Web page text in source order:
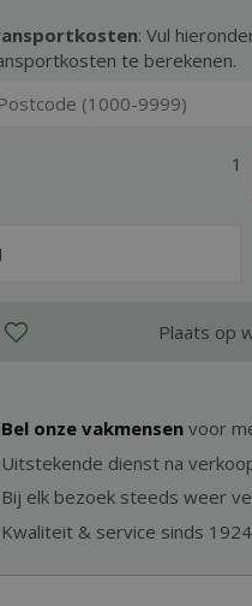
: Vul
te berekenen.
1
Bel onze vakmensen voor
Uitstekende dienst na
Bij elk bezoek steeds weer
Kwaliteit & service sinds 1924